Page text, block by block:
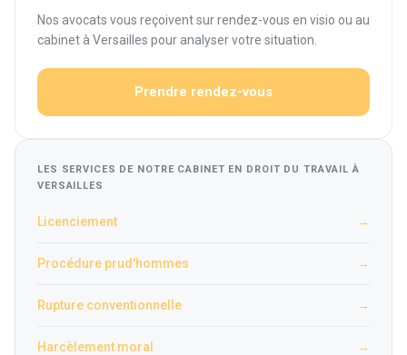
Nos avocats vous reçoivent sur rendez-vous en visio ou au
cabinet à Versailles pour analyser votre situation.
Prendre rendez-vous
LES SERVICES DE NOTRE CABINET EN DROIT DU TRAVAIL À
VERSAILLES
Licenciement →
Procédure prud'hommes →
Rupture conventionnelle →
Harcèlement moral →